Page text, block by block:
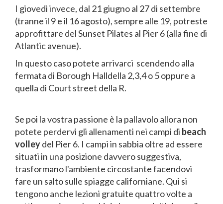
I giovedì invece, dal 21 giugno al 27 di settembre
(tranne il 9 e il 16 agosto), sempre alle 19, potreste
approfittare del Sunset Pilates al Pier 6 (alla fine di
Atlantic avenue).
In questo caso potete arrivarci scendendo alla
fermata di Borough Halldella 2,3,4 o 5 oppure a
quella di Court street della R.
Se poi la vostra passione è la pallavolo allora non
potete perdervi gli allenamenti nei campi di beach
volleydel Pier 6. I campi in sabbia oltre ad essere
situati in una posizione davvero suggestiva,
trasformano l'ambiente circostante facendovi
fare un salto sulle spiagge californiane. Qui si
tengono anche lezioni gratuite quattro volte a